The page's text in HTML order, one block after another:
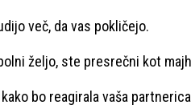
več, da vas pokličejo.
željo, ste presrečni kot
bo reagirala vaša